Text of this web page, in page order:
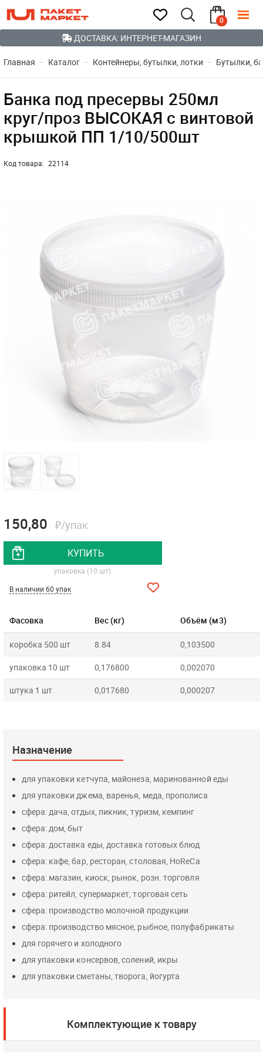
0
ДОСТАВКА: ИНТЕРНЕТ-МАГАЗИН
Главная Каталог Контейнеры, бутылки, лотки Бутылки,
Банка под пресервы 250мл
круг/проз ВЫСОКАЯ с винтовой
крышкой ПП 1/10/500шт
Код товара: 22114
Фасовка Вес (кг) Объём (м3)
коробка 500 шт 8.84 0,103500
упаковка 10 шт 0,176800 0,002070
штука 1 шт 0,017680 0,000207
150,80 ₽/упак
КУПИТЬ
упаковка (10 шт)
В наличии 60 упак
Назначение
для упаковки кетчупа, майонеза, маринованной еды
для упаковки джема, варенья, меда, прополиса
сфера: дача, отдых, пикник, туризм, кемпинг
сфера: дом, быт
сфера: доставка еды, доставка готовых блюд
сфера: кафе, бар, ресторан, столовая, HoReCa
сфера: магазин, киоск, рынок, розн. торговля
сфера: ритейл, супермаркет, торговая сеть
сфера: производство молочной продукции
сфера: производство мясное, рыбное, полуфабрикаты
для горячего и холодного
для упаковки консервов, солений, икры
для упаковки сметаны, творога, йогурта
Комплектующие к товару